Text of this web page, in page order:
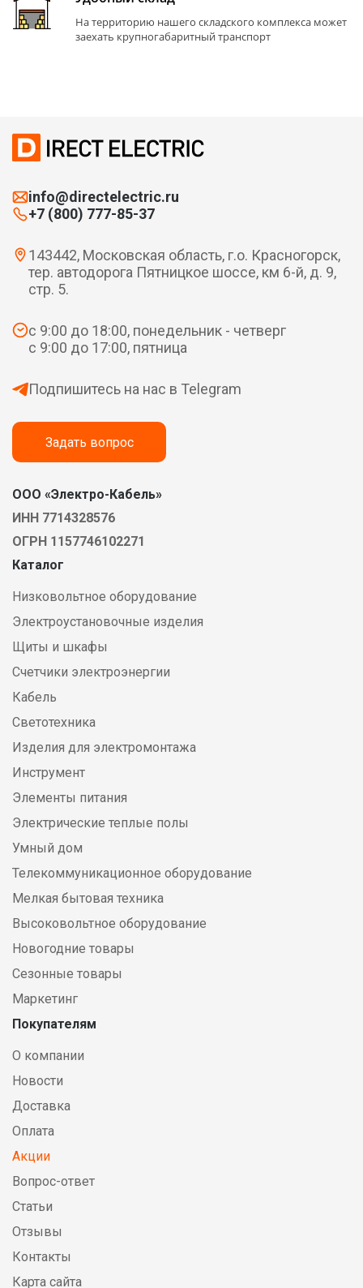
На территорию нашего складского комплекса может
заехать крупногабаритный транспорт
info@directelectric.ru
+7 (800) 777-85-37
143442, Московская область, г.о. Красногорск,
тер. автодорога Пятницкое шоссе, км 6-й, д. 9,
стр. 5.
с 9:00 до 18:00, понедельник - четверг
с 9:00 до 17:00, пятница
Подпишитесь на нас в Telegram
Задать вопрос
ООО «Электро-Кабель»
ИНН 7714328576
ОГРН 1157746102271
Каталог
Низковольтное оборудование
Электроустановочные изделия
Щиты и шкафы
Счетчики электроэнергии
Кабель
Светотехника
Изделия для электромонтажа
Инструмент
Элементы питания
Электрические теплые полы
Умный дом
Телекоммуникационное оборудование
Мелкая бытовая техника
Высоковольтное оборудование
Новогодние товары
Сезонные товары
Маркетинг
Покупателям
О компании
Новости
Доставка
Оплата
Акции
Вопрос-ответ
Статьи
Отзывы
Контакты
Карта сайта